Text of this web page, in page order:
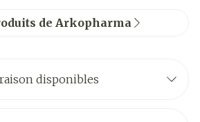
de Arkopharma
disponibles